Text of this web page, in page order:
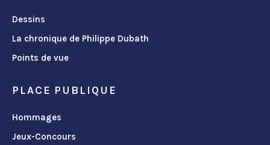
Dessins
La chronique de Philippe Dubath
Points de vue
PLACE PUBLIQUE
Hommages
Jeux-Concours